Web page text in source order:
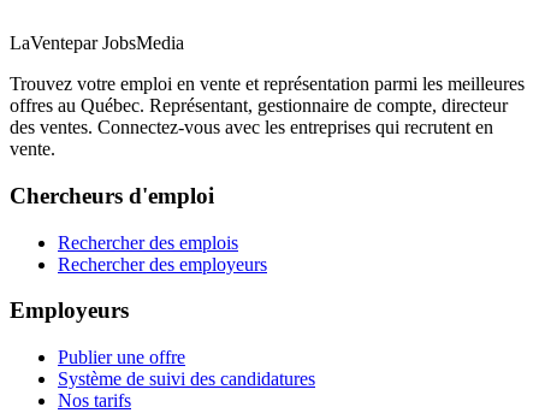
LaVentepar JobsMedia
Trouvez votre emploi en vente et représentation parmi les meilleures
offres au Québec. Représentant, gestionnaire de compte, directeur
des ventes. Connectez-vous avec les entreprises qui recrutent en
vente.
Chercheurs d'emploi
Rechercher des emplois
Rechercher des employeurs
Employeurs
Publier une offre
Système de suivi des candidatures
Nos tarifs